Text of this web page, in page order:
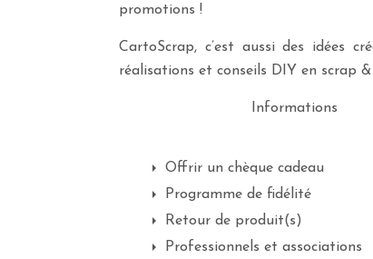
promotions !
CartoScrap, c’est aussi des idées
réalisations et conseils DIY en scrap
Informations
Offrir un chèque cadeau
Programme de fidélité
Retour de produit(s)
Professionnels et associations